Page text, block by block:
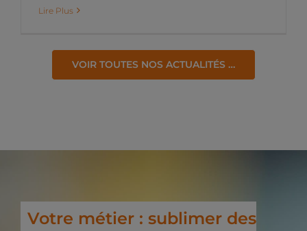
Lire Plus
VOIR TOUTES NOS ACTUALITÉS …
Votre métier : sublimer des